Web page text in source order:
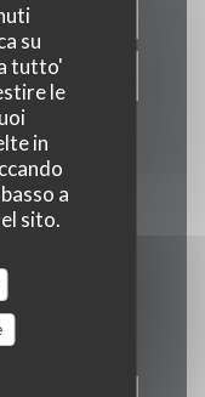
su
tutto'
le
in
a
sito.
comunicazioni
via e-mail.